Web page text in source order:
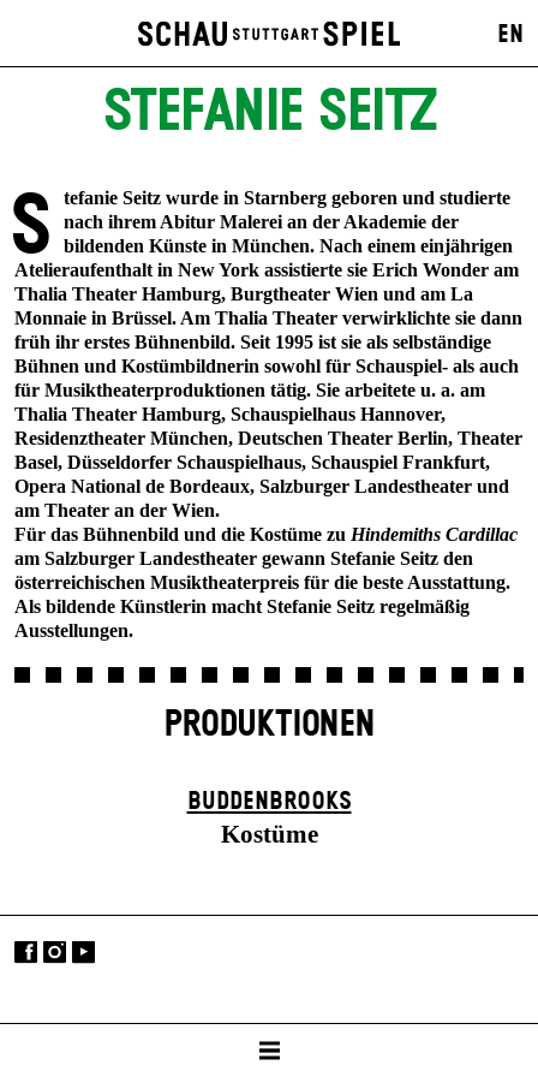
EN
STEFANIE SEITZ
S
tefanie Seitz wurde in Starnberg geboren und studierte
nach ihrem Abitur Malerei an der Akademie der
bildenden Künste in München. Nach einem einjährigen
Atelieraufenthalt in New York assistierte sie Erich Wonder am
Thalia Theater Hamburg, Burgtheater Wien und am La
Monnaie in Brüssel. Am Thalia Theater verwirklichte sie dann
früh ihr erstes Bühnenbild. Seit 1995 ist sie als selbständige
Bühnen und Kostümbildnerin sowohl für Schauspiel- als auch
für Musiktheaterproduktionen tätig. Sie arbeitete u. a. am
Thalia Theater Hamburg, Schauspielhaus Hannover,
Residenztheater München, Deutschen Theater Berlin, Theater
Basel, Düsseldorfer Schauspielhaus, Schauspiel Frankfurt,
Opera National de Bordeaux, Salzburger Landestheater und
am Theater an der Wien.
Für das Bühnenbild und die Kostüme zu Hindemiths Cardillac
am Salzburger Landestheater gewann Stefanie Seitz den
österreichischen Musiktheaterpreis für die beste Ausstattung.
Als bildende Künstlerin macht Stefanie Seitz regelmäßig
Ausstellungen.
PRODUKTIONEN
BUDDENBROOKS
Kostüme